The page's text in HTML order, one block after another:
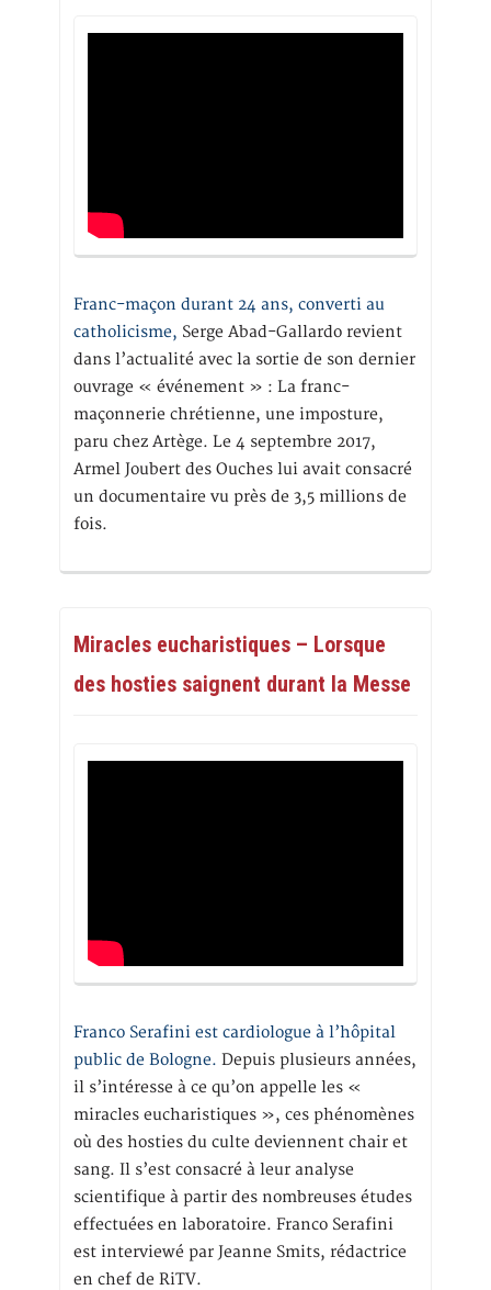
Franc-maçon durant 24 ans, converti au
catholicisme, Serge Abad-Gallardo revient
dans l’actualité avec la sortie de son dernier
ouvrage « événement » : La franc-
maçonnerie chrétienne, une imposture,
paru chez Artège. Le 4 septembre 2017,
Armel Joubert des Ouches lui avait consacré
un documentaire vu près de 3,5 millions de
fois.
Miracles eucharistiques – Lorsque
des hosties saignent durant la Messe
Franco Serafini est cardiologue à l’hôpital
public de Bologne. Depuis plusieurs années,
il s’intéresse à ce qu’on appelle les «
miracles eucharistiques », ces phénomènes
où des hosties du culte deviennent chair et
sang. Il s’est consacré à leur analyse
scientifique à partir des nombreuses études
effectuées en laboratoire. Franco Serafini
est interviewé par Jeanne Smits, rédactrice
en chef de RiTV.